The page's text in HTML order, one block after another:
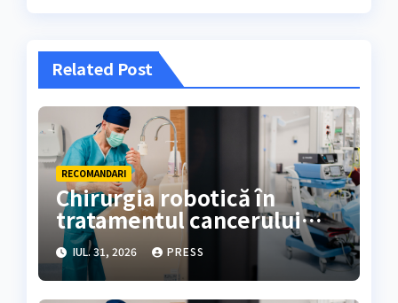
Related Post
RECOMANDARI
Chirurgia robotică în
tratamentul cancerului
colorectal
IUL. 31, 2026 PRESS